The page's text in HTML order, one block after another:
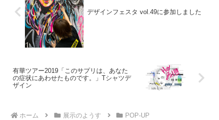
デザインフェスタ vol.49に参加しました
有華ツアー2019「このサプリは、あなた
の症状にあわせたものです。」Tシャツデ
ザイン
ホーム 展示のようす POP-UP